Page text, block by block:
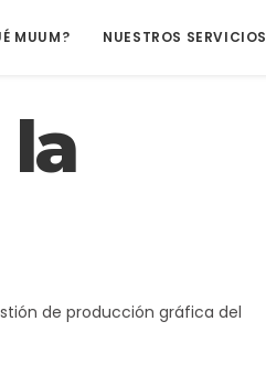
MUUM? NUESTROS SERVICIOS
de producción gráfica del